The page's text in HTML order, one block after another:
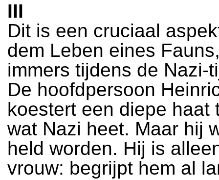
III
Dit is een cruciaal
dem Leben eines
immers tijdens de Nazi-
De hoofdpersoon
koestert een diepe haat
wat Nazi heet. Maar hij
held worden. Hij is
vrouw: begrijpt hem al